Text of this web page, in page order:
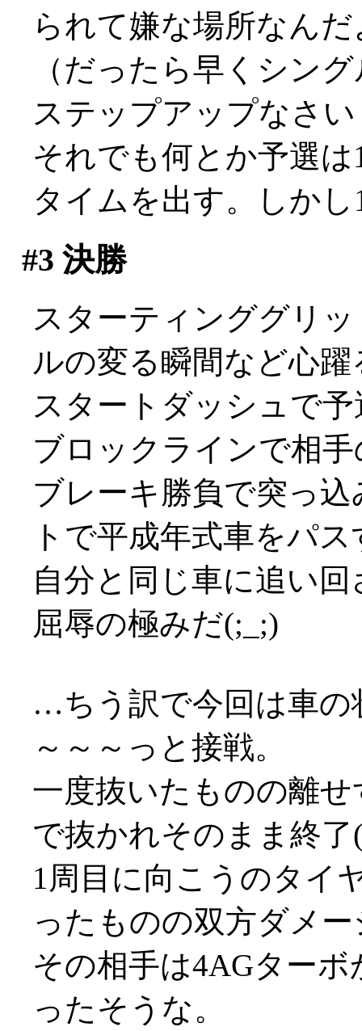
られて嫌な場所なん
（だったら早くシン
ステップアップなさ
それでも何とか予選
タイムを出す。しかし
#3 決勝
スターティンググリ
ルの変る瞬間など心躍
スタートダッシュで
ブロックラインで相
ブレーキ勝負で突っ
トで平成年式車をパ
自分と同じ車に追い
屈辱の極みだ(;_;)
…ちう訳で今回は車の
～～～っと接戦。
一度抜いたものの離
で抜かれそのまま終了
1周目に向こうのタイ
ったものの双方ダメ
その相手は4AGター
ったそうな。